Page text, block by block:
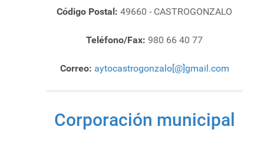
Código Postal: 49660 - CASTROGONZALO
Teléfono/Fax: 980 66 40 77
Correo: aytocastrogonzalo[@]gmail.com
Corporación municipal